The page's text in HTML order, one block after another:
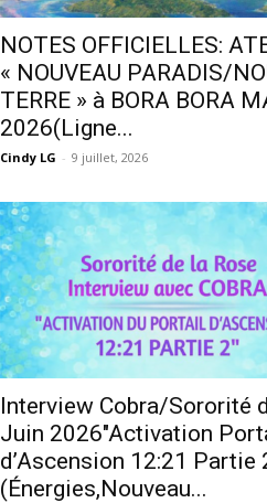
NOTES OFFICIELLES:
« NOUVEAU PARADIS/
TERRE » à BORA BORA
2026(Ligne...
Cindy LG - 9 juillet, 2026
Interview Cobra/Sororité
Juin 2026″Activation
d’Ascension 12:21 Partie
(Énergies,Nouveau...